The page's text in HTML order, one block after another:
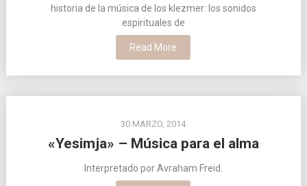
historia de la música de los klezmer: los sonidos
espirituales de
Read More
30 MARZO, 2014
«Yesimja» – Música para el alma
Interpretado por Avraham Freid.